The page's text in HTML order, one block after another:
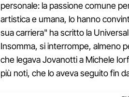
personale: la passione comune
artistica e umana, lo hanno
sua carriera" ha scritto la
Insomma, si interrompe, almeno
che legava Jovanotti a Michele
più noti, che lo aveva seguito fin